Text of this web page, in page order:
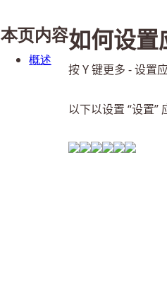
本页内容
概述
如何设置
按 Y 键更多 - 设置
以下以设置 “设置”